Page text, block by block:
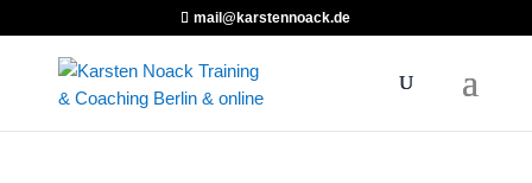
mail@karstennoack.de